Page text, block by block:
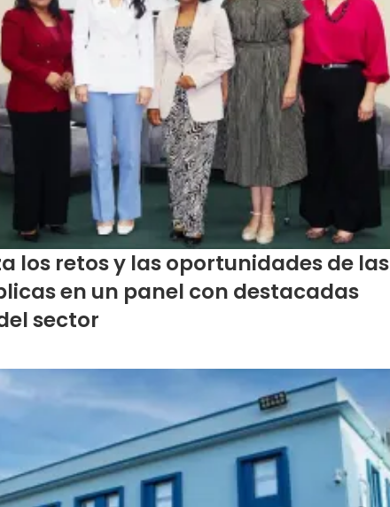
los retos y las oportunidades de las
en un panel con destacadas
sector